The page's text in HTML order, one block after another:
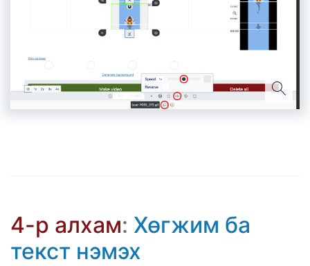
4-р алхам: Хөгжим ба
текст нэмэх